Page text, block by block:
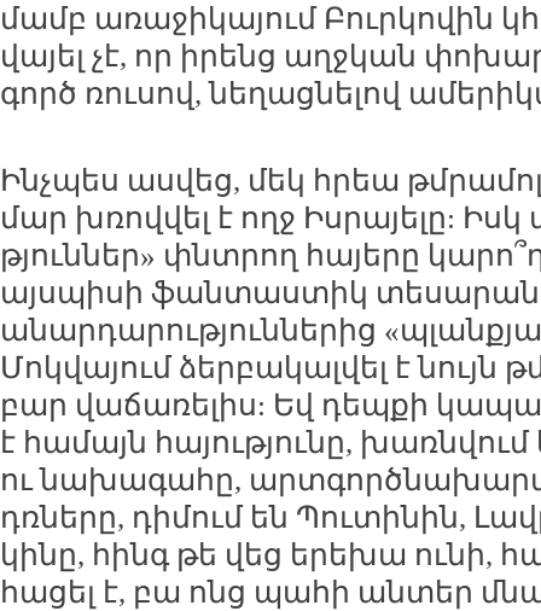
մամբ ա­ռա­ջի­կա­յում Բուր­կո­վին
վա­յել չէ, որ ի­րենց աղջ­կան
գործ ռու­սով, նե­ղաց­նե­լով
Ինչ­պես աս­վեց, մեկ հրեա
մար խռով­վել է ողջ Իս­րա­յե­լը:
թյուն­ներ» փնտ­րող հա­յե­րը
այս­պի­սի ֆան­տաս­տիկ
ա­նար­դա­րու­թյուն­նե­րից
Մոկ­վա­յում ձեր­բա­կալ­վել է
բար վա­ճա­ռե­լիս: Եվ դեպ­քի
է հա­մայն հա­յու­թյու­նը,
ու նա­խա­գա­հը,
դռ­նե­րը, դի­մում են Պու­տի­նին,
կի­նը, հինգ թե վեց ե­րե­խա ու­նի,
հա­ցել է, բա ոնց պա­հի ան­տեր